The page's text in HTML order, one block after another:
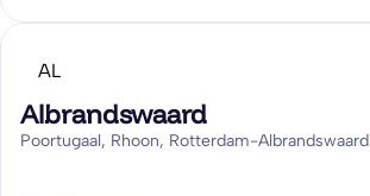
AL
Albrandswaard
Poortugaal, Rhoon, Rotterdam-Albrandswaard